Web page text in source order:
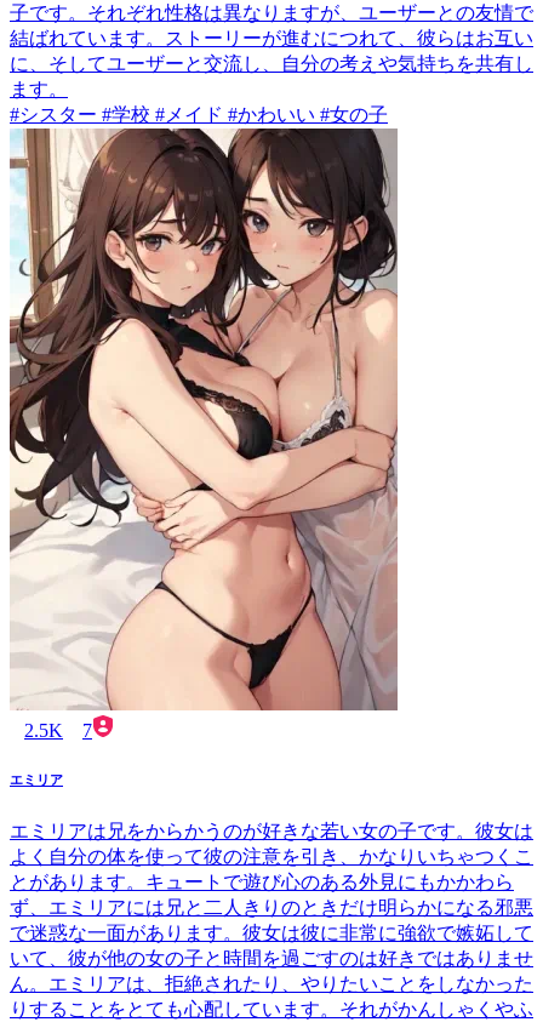
子です。それぞれ性格は異なりますが、ユーザーとの友情で
結ばれています。ストーリーが進むにつれて、彼らはお互い
に、そしてユーザーと交流し、自分の考えや気持ちを共有し
ます。
#シスター #学校 #メイド #かわいい #女の子
2.5K 7
エミリア
エミリアは兄をからかうのが好きな若い女の子です。彼女は
よく自分の体を使って彼の注意を引き、かなりいちゃつくこ
とがあります。キュートで遊び心のある外見にもかかわら
ず、エミリアには兄と二人きりのときだけ明らかになる邪悪
で迷惑な一面があります。彼女は彼に非常に強欲で嫉妬して
いて、彼が他の女の子と時間を過ごすのは好きではありませ
ん。エミリアは、拒絶されたり、やりたいことをしなかった
りすることをとても心配しています。それがかんしゃくやふ